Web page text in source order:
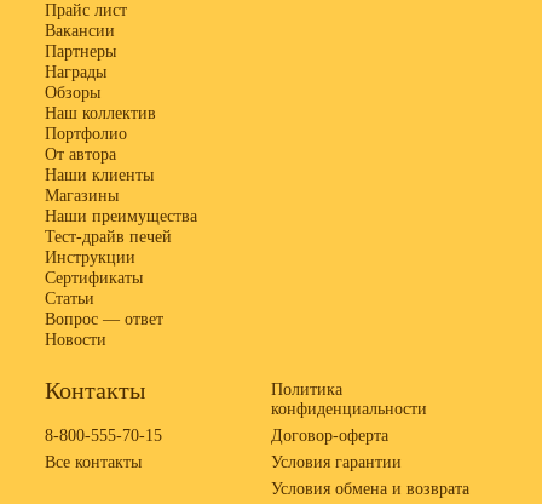
Прайс лист
Вакансии
Партнеры
Награды
Обзоры
Наш коллектив
Портфолио
От автора
Наши клиенты
Магазины
Наши преимущества
Тест-драйв печей
Инструкции
Сертификаты
Статьи
Вопрос — ответ
Новости
Контакты
8-800-555-70-15
Все контакты
Политика
конфиденциальности
Договор-оферта
Условия гарантии
Условия обмена и возврата